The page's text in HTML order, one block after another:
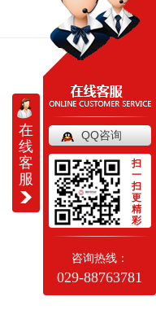
在
线
客
服
QQ咨询
扫
一
扫
更
精
彩
咨询热线：
029-88763781